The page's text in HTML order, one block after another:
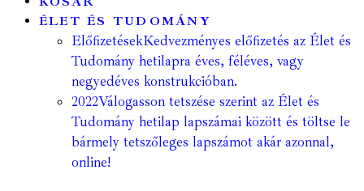
ÉLET ÉS TUDOMÁNY
ElőfizetésekKedvezményes előfizetés az Élet és
Tudomány hetilapra éves, féléves, vagy
negyedéves konstrukcióban.
2022Válogasson tetszése szerint az Élet és
Tudomány hetilap lapszámai között és töltse le
bármely tetszőleges lapszámot akár azonnal,
online!